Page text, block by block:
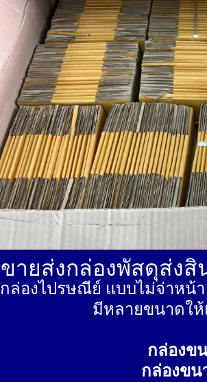
ขายส่งกล่องพัสดุส่ง
กล่องไปรษณีย์ แบบไม่จ่าหน้
มีหลายขนาดให้
กล่องข
กล่องขน